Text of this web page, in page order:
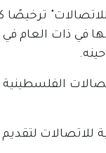
للاتصالات"
في ذات العام
الوطنية